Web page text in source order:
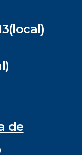
de